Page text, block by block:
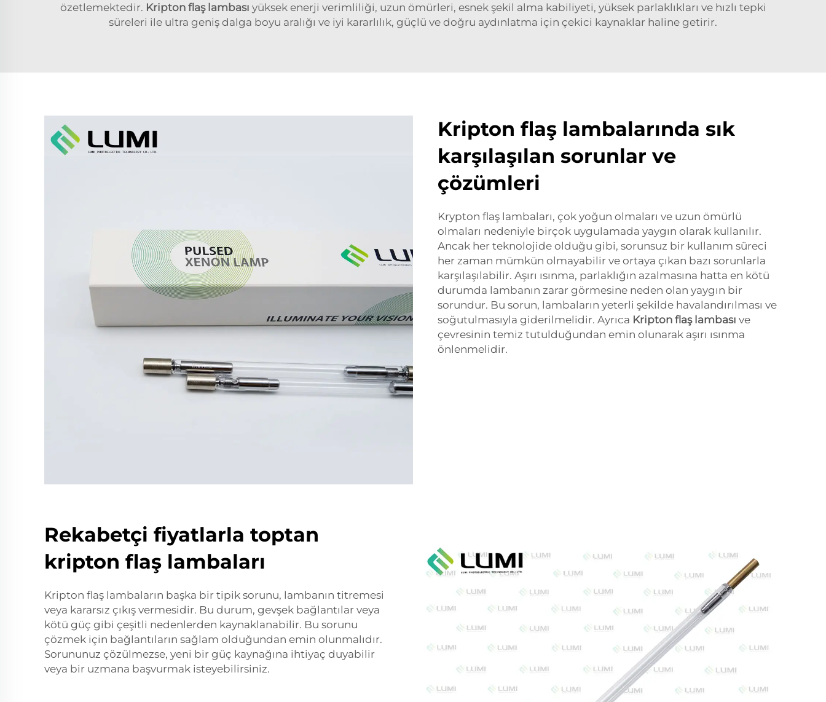
özetlemektedir. Kripton flaş lambası yüksek enerji verimliliği, uzun ömürleri, esnek şekil alma kabiliyeti, yüksek parlaklıkları ve hızlı tepki
süreleri ile ultra geniş dalga boyu aralığı ve iyi kararlılık, güçlü ve doğru aydınlatma için çekici kaynaklar haline getirir.
Kripton flaş lambalarında sık
karşılaşılan sorunlar ve
çözümleri
Krypton flaş lambaları, çok yoğun olmaları ve uzun ömürlü
olmaları nedeniyle birçok uygulamada yaygın olarak kullanılır.
Ancak her teknolojide olduğu gibi, sorunsuz bir kullanım süreci
her zaman mümkün olmayabilir ve ortaya çıkan bazı sorunlarla
karşılaşılabilir. Aşırı ısınma, parlaklığın azalmasına hatta en kötü
durumda lambanın zarar görmesine neden olan yaygın bir
sorundur. Bu sorun, lambaların yeterli şekilde havalandırılması ve
soğutulmasıyla giderilmelidir. Ayrıca Kripton flaş lambası ve
çevresinin temiz tutulduğundan emin olunarak aşırı ısınma
önlenmelidir.
Rekabetçi fiyatlarla toptan
kripton flaş lambaları
Kripton flaş lambaların başka bir tipik sorunu, lambanın titremesi
veya kararsız çıkış vermesidir. Bu durum, gevşek bağlantılar veya
kötü güç gibi çeşitli nedenlerden kaynaklanabilir. Bu sorunu
çözmek için bağlantıların sağlam olduğundan emin olunmalıdır.
Sorununuz çözülmezse, yeni bir güç kaynağına ihtiyaç duyabilir
veya bir uzmana başvurmak isteyebilirsiniz.